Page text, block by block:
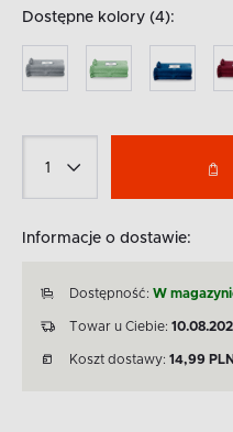
Dostępne kolory (4):
Informacje o dostawie:
Dostępność: W
Towar u Ciebie:
Koszt dostawy: 14,99 PLN